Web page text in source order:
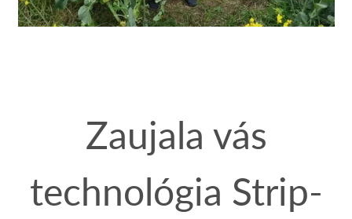
Zaujala vás
technológia Strip-